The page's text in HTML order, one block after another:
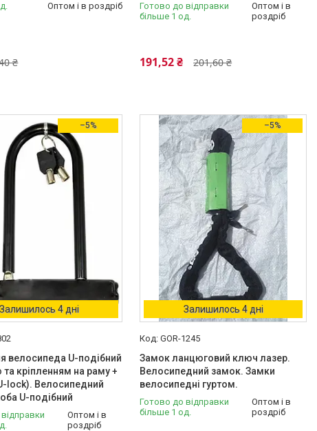
Оптом і в роздріб
₴
Готово до відправки
більше 1 од.
Оптом і в
роздріб
201,60 ₴
191,52 ₴
–5%
Залишилось 4 дні
велосипеда U-подібний
та кріпленням на раму +
lock). Велосипедний
U-подібний
Оптом і в
роздріб
–5%
Залишилось 4 дні
GOR-1245
Замок ланцюговий ключ лазер.
Велосипедний замок. Замки
велосипедні гуртом.
Готово до відправки
більше 1 од.
Оптом і в
роздріб